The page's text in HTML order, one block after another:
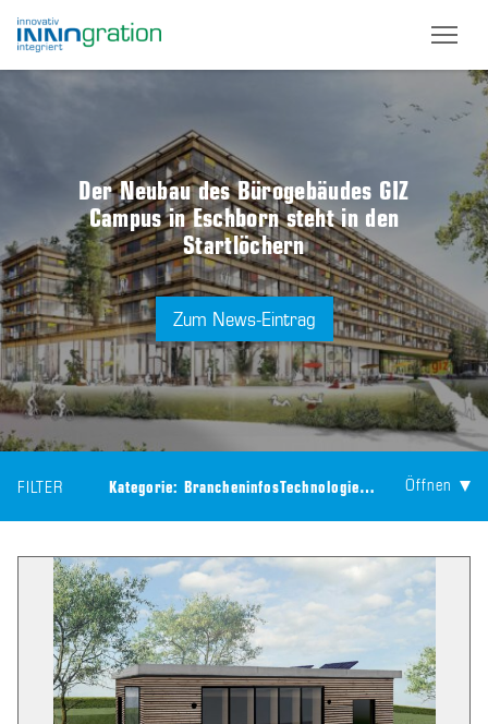
Der Neubau des Bürogebäudes GIZ
Campus in Eschborn steht in den
Startlöchern
Zum News-Eintrag
FILTER Kategorie: Brancheninfos Technologie: CEILTEC® Akustik
Öffnen